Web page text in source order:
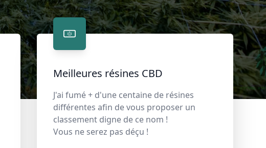
Meilleures résines CBD
J'ai fumé + d'une centaine de résines
différentes afin de vous proposer un
classement digne de ce nom !
Vous ne serez pas déçu !